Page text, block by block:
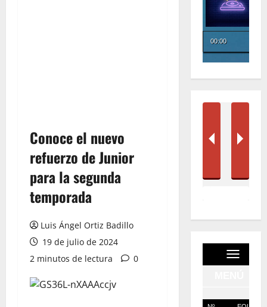
Conoce el nuevo
refuerzo de Junior
para la segunda
temporada
Luis Ángel Ortiz Badillo
19 de julio de 2024
2 minutos de lectura
0